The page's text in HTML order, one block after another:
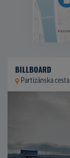
BILLBOARD
Partizánska